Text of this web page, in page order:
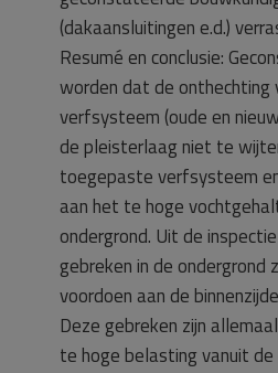
(dakaansluitingen e.d.)
Resumé en conclusie:
worden dat de onthechting
verfsysteem (oude en
de pleisterlaag niet te
toegepaste verfsysteem
aan het te hoge
ondergrond. Uit de
gebreken in de ondergrond
voordoen aan de
Deze gebreken zijn
te hoge belasting vanuit de